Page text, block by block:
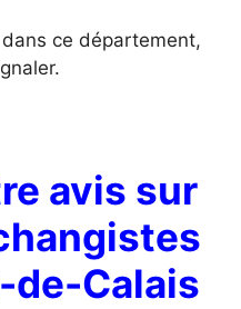
ce département,
avis sur
de-Calais